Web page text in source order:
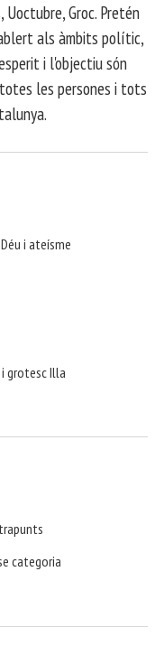
Groc. Pretén
als àmbits polític,
i l'objectiu són
les persones i tots
i ateísme
grotesc Illa
categoria